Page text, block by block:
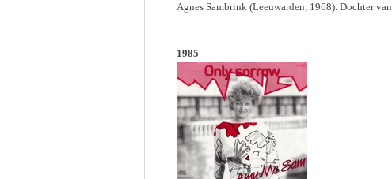
Agnes Sambrink (Leeuwarden, 1968). Dochter van
1985